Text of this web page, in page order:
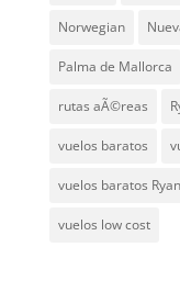
Norwegian
Palma de Mallorca
rutas aÃ©reas
vuelos baratos
vuelos baratos
vuelos low cost